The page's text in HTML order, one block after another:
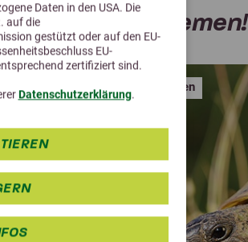
Daten in den USA. Die
auf die
gestützt oder auf den EU-
EU-
zertifiziert sind.
Datenschutzerklärung.
Themen!
Landschildkröten Schildkröten